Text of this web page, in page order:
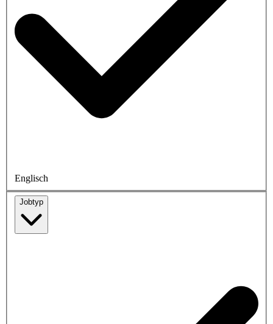
Englisch
Jobtyp